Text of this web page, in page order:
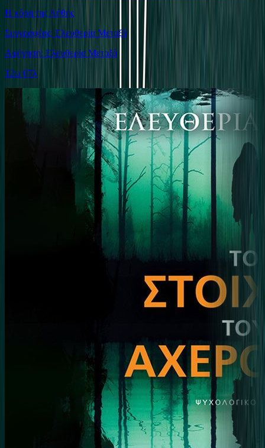
Η κόρη της Λήθης
Συγγραφέας: Ελευθερία Μεταξά
Αφήγηση: Ελευθερία Μεταξά
12ω 07λ